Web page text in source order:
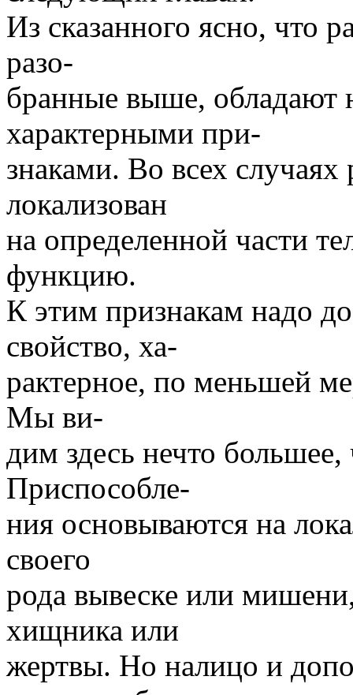
Из сказанного ясно, что
разо-
бранные выше,
характерными при-
знаками. Во всех случаях
локализован
на определенной части
функцию.
К этим признакам надо
свойство, ха-
рактерное, по меньшей
Мы ви-
дим здесь нечто
Приспособле-
ния основываются на
своего
рода вывеске или мишени,
хищника или
жертвы. Но налицо и